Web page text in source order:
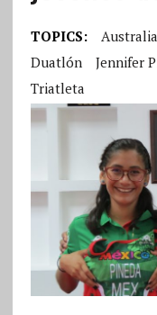
TOPICS: Australia
Duatlón
Jennifer
Triatleta